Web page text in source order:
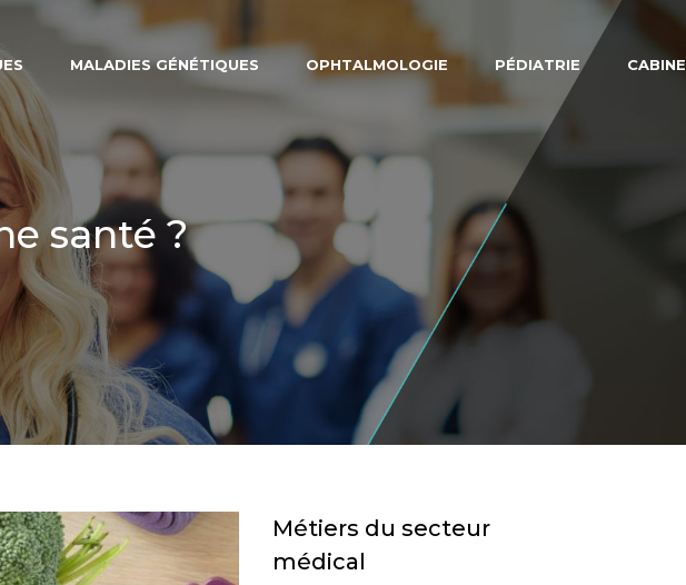
MALADIES GÉNÉTIQUES OPHTALMOLOGIE PÉDIATRIE
santé ?
Métiers du secteur
médical